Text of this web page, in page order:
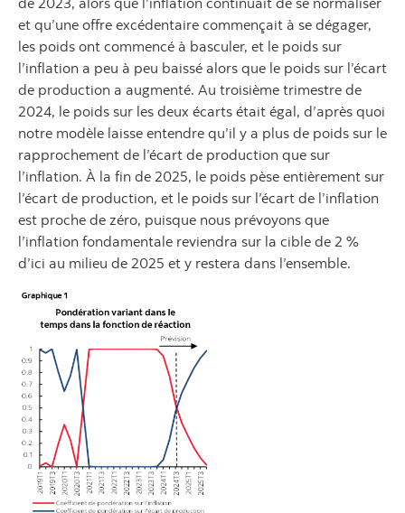
et qu’une offre excédentaire commençait à se dégager,
les poids ont commencé à basculer, et le poids sur
l’inflation a peu à peu baissé alors que le poids sur l’écart
de production a augmenté. Au troisième trimestre de
2024, le poids sur les deux écarts était égal, d’après quoi
notre modèle laisse entendre qu’il y a plus de poids sur le
rapprochement de l’écart de production que sur
l’inflation. À la fin de 2025, le poids pèse entièrement sur
l’écart de production, et le poids sur l’écart de l’inflation
est proche de zéro, puisque nous prévoyons que
l’inflation fondamentale reviendra sur la cible de 2 %
d’ici au milieu de 2025 et y restera dans l’ensemble.